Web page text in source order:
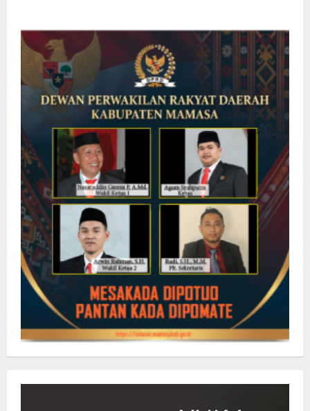
Pernyataan
Kadis
PU
Soal
Ruas
Bela
Kopeang